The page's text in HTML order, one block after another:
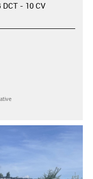
DCT - 10 CV